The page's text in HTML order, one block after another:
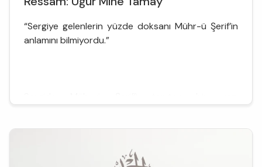
“Sergiye gelenlerin yüzde doksanı Mühr-ü Şerif’in
anlamını bilmiyordu.”
Ben çok memnun oldum buna. Çok saygılı bir insan